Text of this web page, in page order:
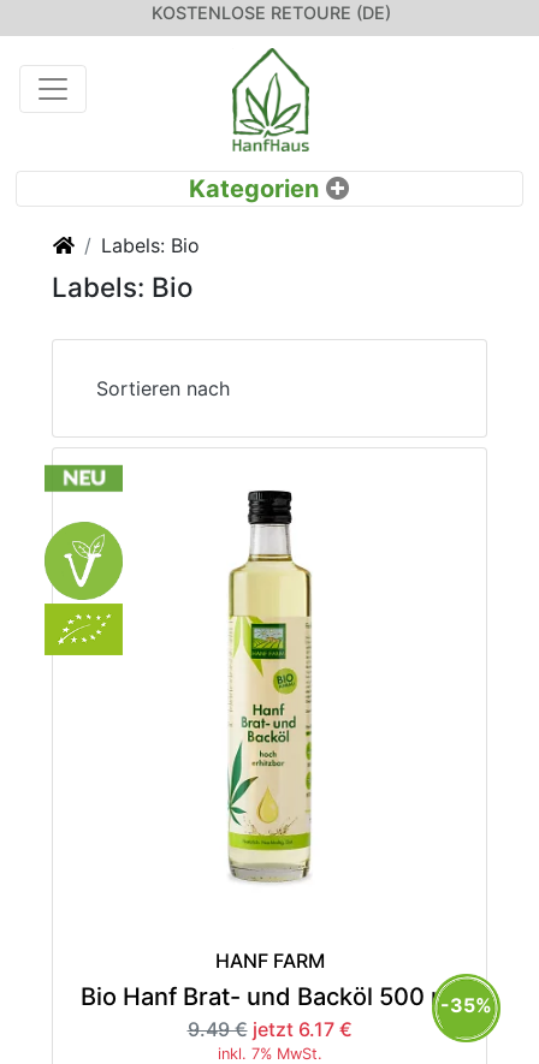
KOSTENLOSE RETOURE (DE)
Startseite
Labels: Bio
Labels: Bio
Sortieren nach
HANF FARM
Bio Hanf Brat- und Backöl 500 ml
9.49 € jetzt 6.17 €
inkl. 7% MwSt.
-35%